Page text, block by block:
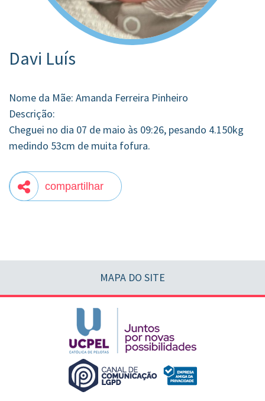
Davi Luís
Nome da Mãe: Amanda Ferreira Pinheiro
Descrição:
Cheguei no dia 07 de maio às 09:26, pesando 4.150kg
medindo 53cm de muita fofura.
compartilhar
MAPA DO SITE